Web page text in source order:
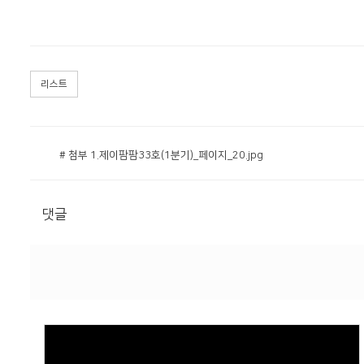
리스트
# 첨부 1.제이팜팜33호(1분기)_페이지_20.jpg
댓글